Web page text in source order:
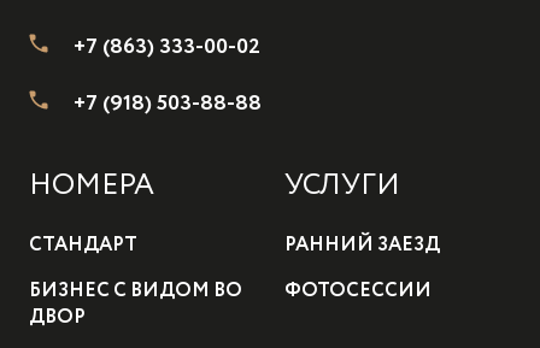
+7 (863) 333-00-02
+7 (918) 503-88-88
НОМЕРА
СТАНДАРТ
БИЗНЕС С ВИДОМ ВО
ДВОР
УСЛУГИ
РАННИЙ ЗАЕЗД
ФОТОСЕССИИ